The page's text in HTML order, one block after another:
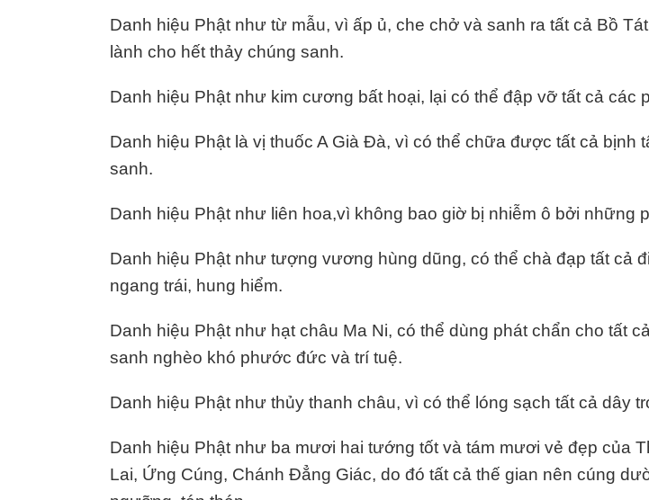
Danh hiệu Phật như từ mẫu, vì ấp ủ, che chở và sanh ra tất cả Bồ
lành cho hết thảy chúng sanh.
Danh hiệu Phật như kim cương bất hoại, lại có thể đập vỡ tất cả các
Danh hiệu Phật là vị thuốc A Già Đà, vì có thể chữa được tất cả bịnh
sanh.
Danh hiệu Phật như liên hoa,vì không bao giờ bị nhiễm ô bởi những
Danh hiệu Phật như tượng vương hùng dũng, có thể chà đạp tất cả
ngang trái, hung hiểm.
Danh hiệu Phật như hạt châu Ma Ni, có thể dùng phát chẩn cho tất
sanh nghèo khó phước đức và trí tuệ.
Danh hiệu Phật như thủy thanh châu, vì có thể lóng sạch tất cả dây
Danh hiệu Phật như ba mươi hai tướng tốt và tám mươi vẻ đẹp của
Lai, Ứng Cúng, Chánh Đẳng Giác, do đó tất cả thế gian nên cúng